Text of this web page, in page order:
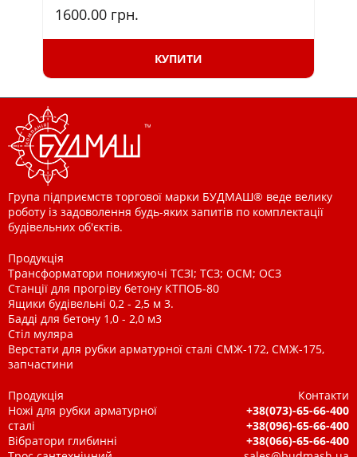
1600.00 грн.
КУПИТИ
Група підприємств торгової марки БУДМАШ® веде велику
роботу із задоволення будь-яких запитів по комплектації
будівельних об'єктів.
Продукція
Трансформатори понижуючі ТСЗІ; ТСЗ; ОСМ; ОСЗ
Станції для прогріву бетону КТПОБ-80
Ящики будівельні 0,2 - 2,5 м 3.
Бадді для бетону 1,0 - 2,0 м3
Стіл муляра
Верстати для рубки арматурної сталі СМЖ-172, СМЖ-175,
запчастини
Продукція
Ножі для рубки арматурної
сталі
Вібратори глибинні
Контакти
+38(073)-65-66-400
+38(096)-65-66-400
+38(066)-65-66-400